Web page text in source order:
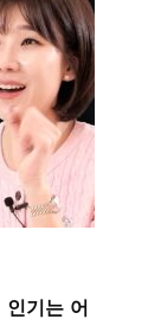
기는 어